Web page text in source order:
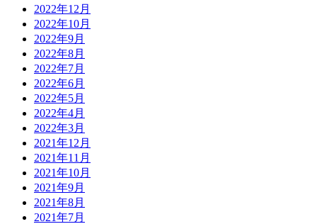
2022年12月
2022年10月
2022年9月
2022年8月
2022年7月
2022年6月
2022年5月
2022年4月
2022年3月
2021年12月
2021年11月
2021年10月
2021年9月
2021年8月
2021年7月